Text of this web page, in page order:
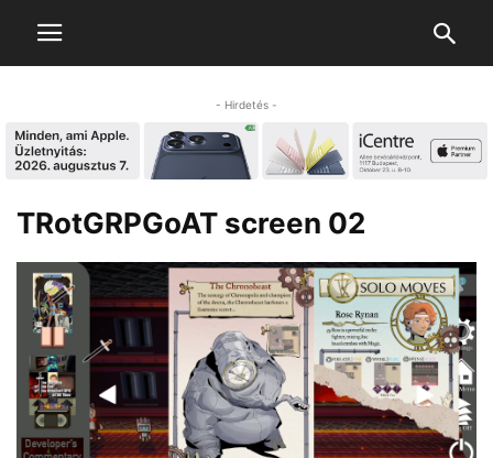
- Hirdetés -
TRotGRPGoAT screen 02